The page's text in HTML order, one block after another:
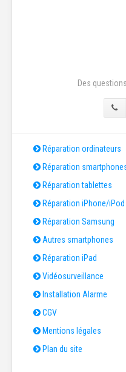
Des
Réparation ordinateurs
Réparation
Réparation tablettes
Réparation iPhone/iPod
Réparation Samsung
Autres smartphones
Réparation iPad
Vidéosurveillance
Installation Alarme
CGV
Mentions légales
Plan du site